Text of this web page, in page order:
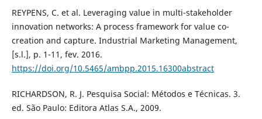
REYPENS, C. et al. Leveraging value in multi-stakeholder
innovation networks: A process framework for value co-
creation and capture. Industrial Marketing Management,
[s.l.], p. 1-11, fev. 2016.
https://doi.org/10.5465/ambpp.2015.16300abstract
RICHARDSON, R. J. Pesquisa Social: Métodos e Técnicas. 3.
ed. São Paulo: Editora Atlas S.A., 2009.